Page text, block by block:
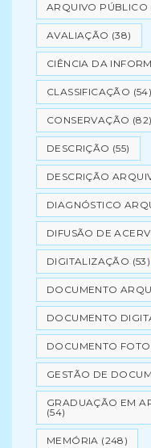
ARQUIVO PÚBLICO
AVALIAÇÃO (38)
CIÊNCIA DA
CLASSIFICAÇÃO (54)
CONSERVAÇÃO (82)
DESCRIÇÃO (55)
DESCRIÇÃO
DIAGNÓSTICO
DIFUSÃO DE
DIGITALIZAÇÃO (53)
DOCUMENTO
DOCUMENTO
DOCUMENTO
GESTÃO DE
GRADUAÇÃO EM
(54)
MEMÓRIA (248)